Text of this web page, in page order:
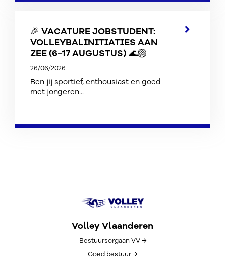
🎉 VACATURE JOBSTUDENT:
VOLLEYBALINITIATIES AAN
ZEE (6–17 AUGUSTUS) 🌊🏐
26/06/2026
Ben jij sportief, enthousiast en goed
met jongeren...
Volley Vlaanderen
Bestuursorgaan VV →
Goed bestuur →